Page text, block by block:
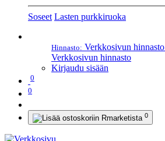
Soseet Lasten purkkiruoka
Hinnasto: Verkkosivun hinnasto
Verkkosivun hinnasto
Kirjaudu sisään
0
0
0